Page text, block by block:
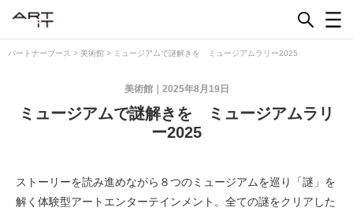
パートナーブース > 美術館 > ミュージアムで謎解きを ミュージアムラリー2025
2025年8月19日
美術館
ミュージアムで謎解きを ミュージアムラリ
ー2025
ストーリーを読み進めながら８つのミュージアムを巡り「謎」を
解く体験型アートエンターテインメント。全ての謎をクリアした